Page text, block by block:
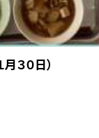
３０日）